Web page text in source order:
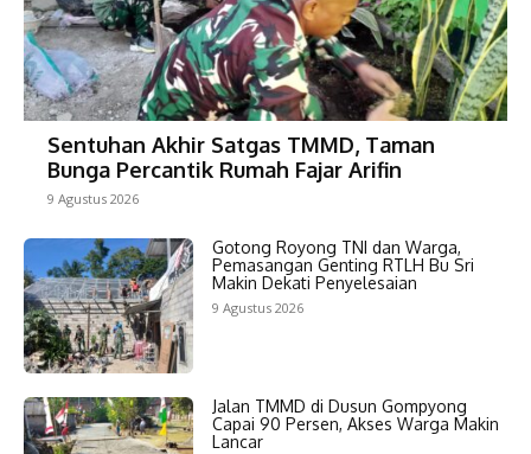
Sentuhan Akhir Satgas TMMD, Taman
Bunga Percantik Rumah Fajar Arifin
9 Agustus 2026
Gotong Royong TNI dan Warga,
Pemasangan Genting RTLH Bu Sri
Makin Dekati Penyelesaian
9 Agustus 2026
Jalan TMMD di Dusun Gompyong
Capai 90 Persen, Akses Warga Makin
Lancar